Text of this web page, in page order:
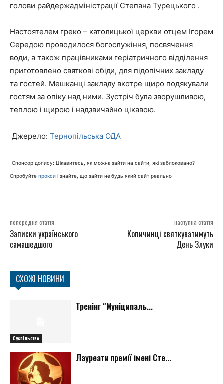
голови райдержадміністрації Степана Турецького .
Настоятелем греко – католицької церкви отцем Ігорем
Середою проводилося богослужіння, посвячення
води, а також працівниками геріатричного відділення
приготовлено святкові обіди, для підопічних закладу
та гостей. Мешканці закладу вкотре щиро подякували
гостям за опіку над ними. Зустріч була зворушливою,
теплою і щирою і надзвичайно цікавою.
Джерело: Тернопільська ОДА
Спонсор допису: Цікавитесь, як можна зайти на сайти, які заблоковано?
Спробуйте прокси і знайте, що зайти не будь який сайт реально
попередня стаття
Записки українського
самашедшого
наступна стаття
Копичинці святкуватимуть
День Злуки
СХОЖІ НОВИНИ
Суспільство
Тренінг “Муніципаль...
Лауреати премії імені Сте...